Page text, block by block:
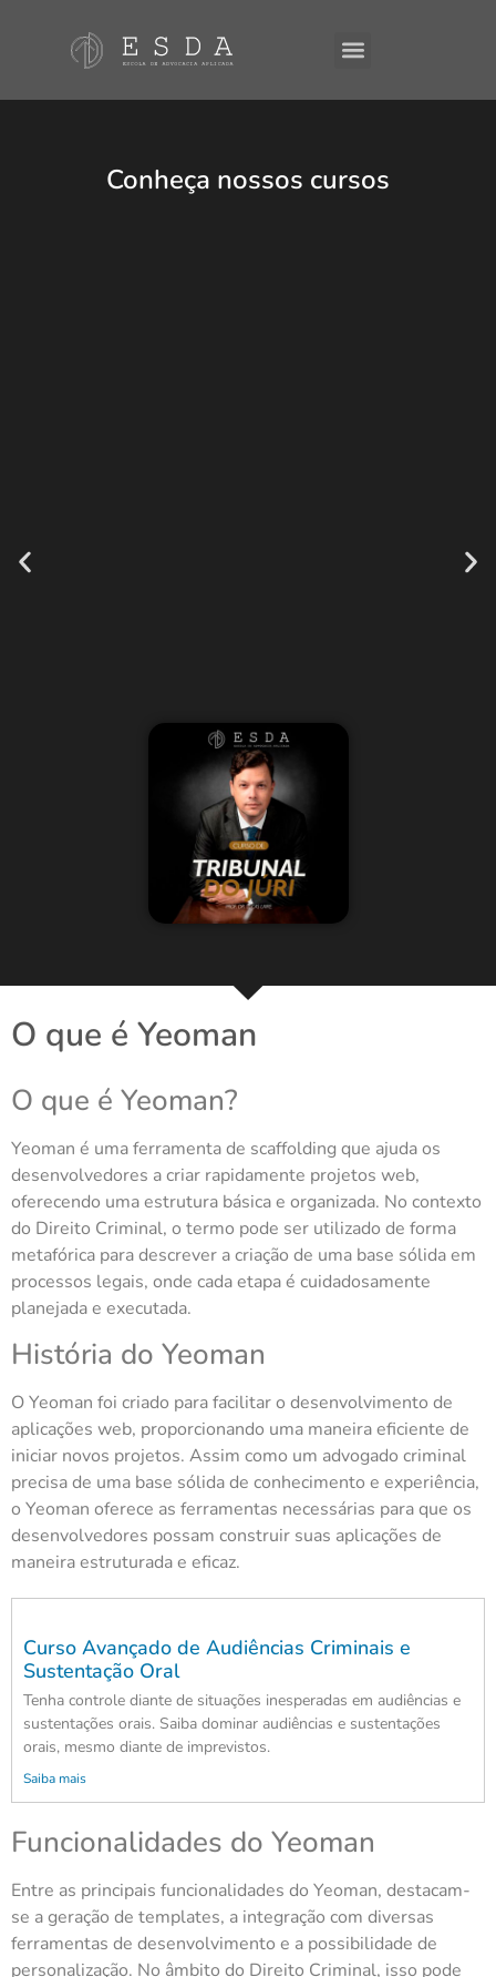
Conheça nossos cursos
O que é Yeoman
O que é Yeoman?
Yeoman é uma ferramenta de scaffolding que ajuda os
desenvolvedores a criar rapidamente projetos web,
oferecendo uma estrutura básica e organizada. No contexto
do Direito Criminal, o termo pode ser utilizado de forma
metafórica para descrever a criação de uma base sólida em
processos legais, onde cada etapa é cuidadosamente
planejada e executada.
História do Yeoman
O Yeoman foi criado para facilitar o desenvolvimento de
aplicações web, proporcionando uma maneira eficiente de
iniciar novos projetos. Assim como um advogado criminal
precisa de uma base sólida de conhecimento e experiência,
o Yeoman oferece as ferramentas necessárias para que os
desenvolvedores possam construir suas aplicações de
maneira estruturada e eficaz.
Curso Avançado de Audiências Criminais e
Sustentação Oral
Tenha controle diante de situações inesperadas em audiências e
sustentações orais. Saiba dominar audiências e sustentações
orais, mesmo diante de imprevistos.
Saiba mais
Funcionalidades do Yeoman
Entre as principais funcionalidades do Yeoman, destacam-
se a geração de templates, a integração com diversas
ferramentas de desenvolvimento e a possibilidade de
personalização. No âmbito do Direito Criminal, isso pode